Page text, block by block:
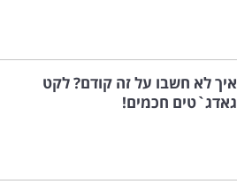
איך לא חשבו על זה קודם? לקט
גאדג`טים חכמים!